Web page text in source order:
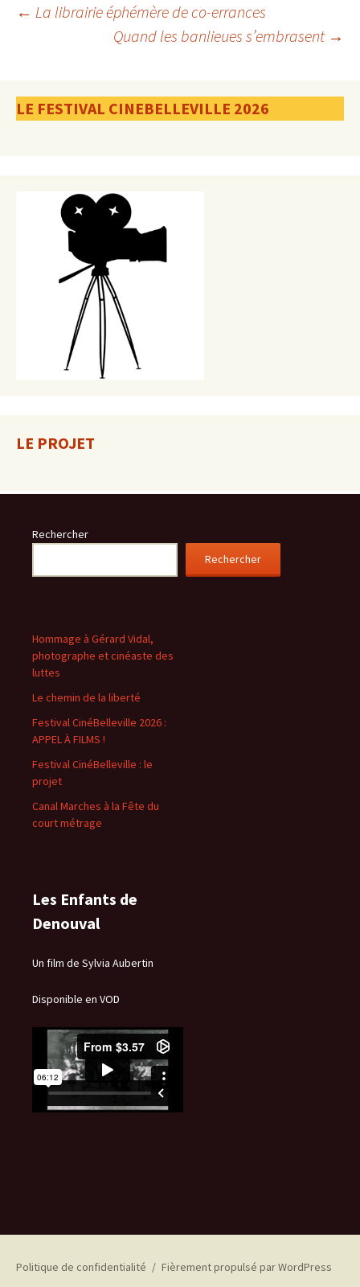
Navigation
articles
← La librairie éphémère de co-errances
Quand les banlieues s’embrasent →
LE FESTIVAL CINEBELLEVILLE 2026
LE PROJET
Rechercher
Rechercher
Hommage à Gérard Vidal,
photographe et cinéaste des
luttes
Le chemin de la liberté
Festival CinéBelleville 2026 :
APPEL À FILMS !
Festival CinéBelleville : le
projet
Canal Marches à la Fête du
court métrage
Les Enfants de
Denouval
Un film de Sylvia Aubertin
Disponible en VOD
Politique de confidentialité Fièrement propulsé par WordPress